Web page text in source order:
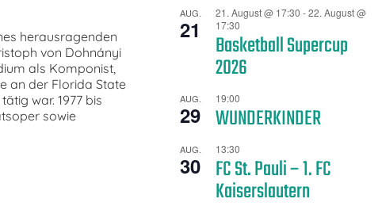
herausragenden
von Dohnányi
als Komponist,
an der Florida State
war. 1977 bis
sowie
AUG.
21
21. August @ 17:30 -22. August @
17:30
Basketball Supercup
2026
AUG.
29
19:00
WUNDERKINDER
AUG.
30
13:30
FC St. Pauli – 1. FC
Kaiserslautern